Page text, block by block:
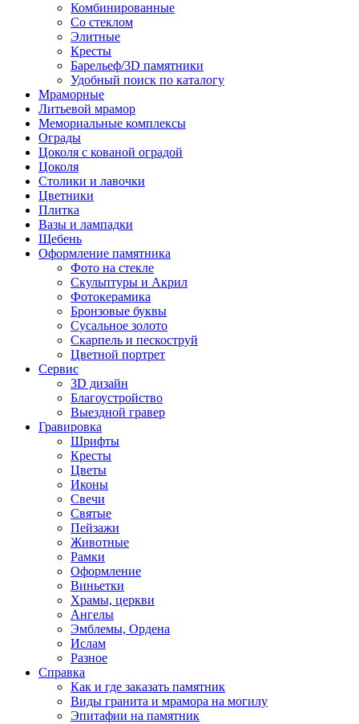
Комбинированные
Со стеклом
Элитные
Кресты
Барельеф/3D памятники
Удобный поиск по каталогу
Мраморные
Литьевой мрамор
Мемориальные комплексы
Ограды
Цоколя с кованой оградой
Цоколя
Столики и лавочки
Цветники
Плитка
Вазы и лампадки
Щебень
Оформление памятника
Фото на стекле
Скульптуры и Акрил
Фотокерамика
Бронзовые буквы
Сусальное золото
Скарпель и пескоструй
Цветной портрет
Сервис
3D дизайн
Благоустройство
Выездной гравер
Гравировка
Шрифты
Кресты
Цветы
Иконы
Свечи
Святые
Пейзажи
Животные
Рамки
Оформление
Виньетки
Храмы, церкви
Ангелы
Эмблемы, Ордена
Ислам
Разное
Справка
Как и где заказать памятник
Виды гранита и мрамора на могилу
Эпитафии на памятник